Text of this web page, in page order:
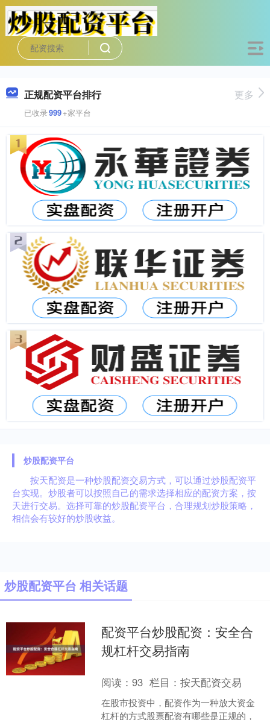
正规配资平台排行
已收录999+家平台
更多
炒股配资平台
按天配资是一种炒股配资交易方式，可以通过炒股配资平
台实现。炒股者可以按照自己的需求选择相应的配资方案，按
天进行交易。选择可靠的炒股配资平台，合理规划炒股策略，
相信会有较好的炒股收益。
炒股配资平台 相关话题
配资平台炒股配资：安全合
规杠杆交易指南
阅读：93 栏目：按天配资交易
在股市投资中，配资作为一种放大资金
杠杆的方式股票配资有哪些是正规的，